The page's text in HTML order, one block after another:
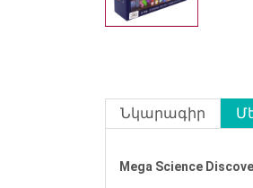
Նկարագիր
Mega Science